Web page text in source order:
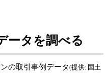
ータを調べる
の取引事例データ(提供: 国土